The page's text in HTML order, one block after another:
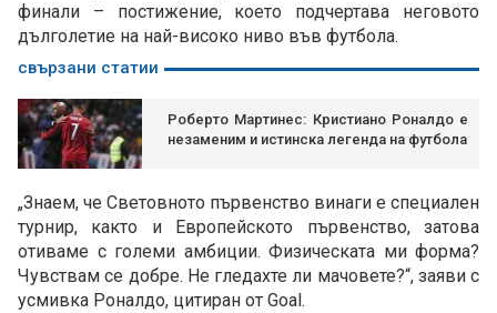
финали – постижение, което подчертава неговото
дълголетие на най-високо ниво във футбола.
свързани статии
Роберто Мартинес: Кристиано Роналдо е
незаменим и истинска легенда на футбола
„Знаем, че Световното първенство винаги е специален
турнир, както и Европейското първенство, затова
отиваме с големи амбиции. Физическата ми форма?
Чувствам се добре. Не гледахте ли мачовете?“, заяви с
усмивка Роналдо, цитиран от Goal.